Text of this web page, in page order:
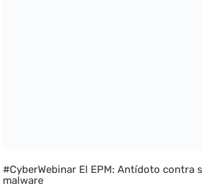
#CyberWebinar El EPM: Antídoto contra
malware